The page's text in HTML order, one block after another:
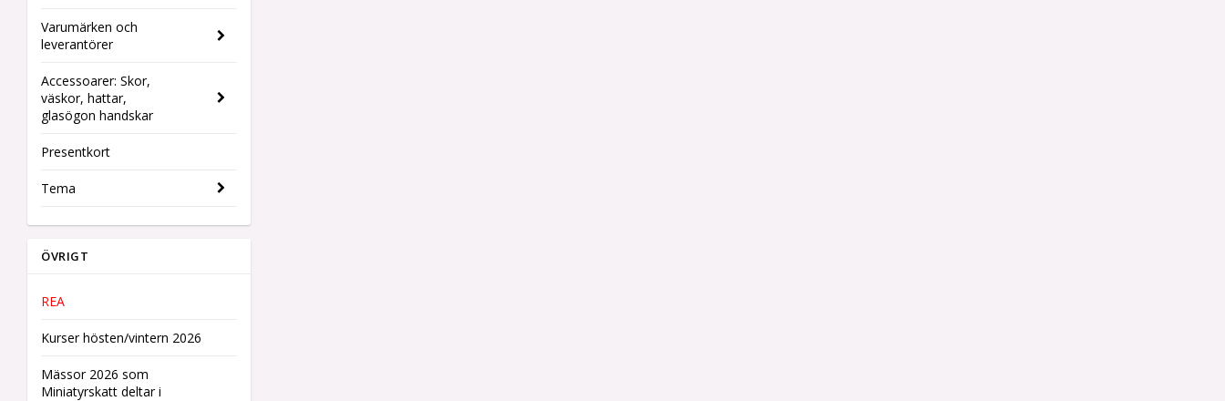
Varumärken och
leverantörer
Accessoarer: Skor,
väskor, hattar,
glasögon handskar
Presentkort
Tema
ÖVRIGT
REA
Kurser hösten/vintern 2026
Mässor 2026 som
Miniatyrskatt deltar i